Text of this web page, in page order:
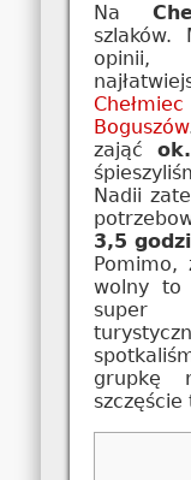
Na
szlaków.
opinii,
Boguszów
zająć
Nadii
3,5
wolny to
super
grupkę
szczęście